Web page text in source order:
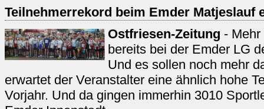
Teilnehmerrekord beim Emder Matjeslauf
Ostfriesen-Zeitung -
bereits bei der Emder LG
Und es sollen noch mehr
erwartet der Veranstalter eine ähnlich hohe
Vorjahr. Und da gingen immerhin 3010